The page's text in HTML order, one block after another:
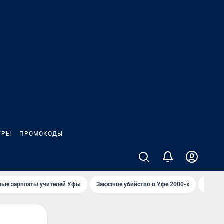
ПРОМОКОДЫ
зарплаты учителей Уфы Заказное убийство в Уфе 2000-х